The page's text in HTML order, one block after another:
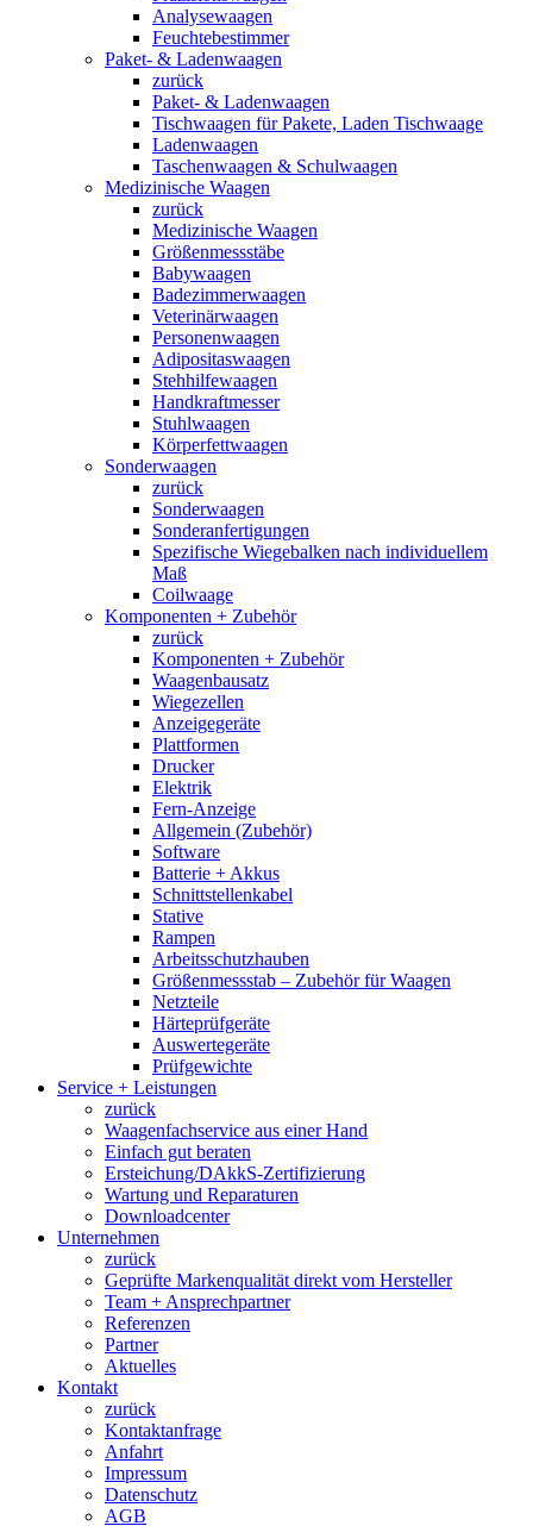
Analysewaagen
Feuchtebestimmer
Paket- & Ladenwaagen
zurück
Paket- & Ladenwaagen
Tischwaagen für Pakete, Laden Tischwaage
Ladenwaagen
Taschenwaagen & Schulwaagen
Medizinische Waagen
zurück
Medizinische Waagen
Größenmessstäbe
Babywaagen
Badezimmerwaagen
Veterinärwaagen
Personenwaagen
Adipositaswaagen
Stehhilfewaagen
Handkraftmesser
Stuhlwaagen
Körperfettwaagen
Sonderwaagen
zurück
Sonderwaagen
Sonderanfertigungen
Spezifische Wiegebalken nach individuellem
Maß
Coilwaage
Komponenten + Zubehör
zurück
Komponenten + Zubehör
Waagenbausatz
Wiegezellen
Anzeigegeräte
Plattformen
Drucker
Elektrik
Fern-Anzeige
Allgemein (Zubehör)
Software
Batterie + Akkus
Schnittstellenkabel
Stative
Rampen
Arbeitsschutzhauben
Größenmessstab – Zubehör für Waagen
Netzteile
Härteprüfgeräte
Auswertegeräte
Prüfgewichte
Service + Leistungen
zurück
Waagenfachservice aus einer Hand
Einfach gut beraten
Ersteichung/DAkkS-Zertifizierung
Wartung und Reparaturen
Downloadcenter
Unternehmen
zurück
Geprüfte Markenqualität direkt vom Hersteller
Team + Ansprechpartner
Referenzen
Partner
Aktuelles
Kontakt
zurück
Kontaktanfrage
Anfahrt
Impressum
Datenschutz
AGB